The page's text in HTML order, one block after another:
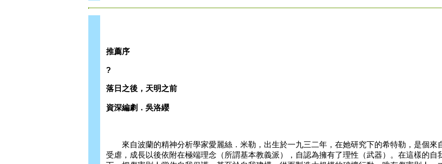
推薦序
?
落日之後，天明之前
資深編劇．吳洛纓
來自波蘭的精神分析學家愛麗絲．米勒，出生於一九三二年，在她研究下的希特勒，是個來
受虐，成長以後依附在極端理念（所謂基本教義派），自認為擁有了理性（武器）。在這樣的自